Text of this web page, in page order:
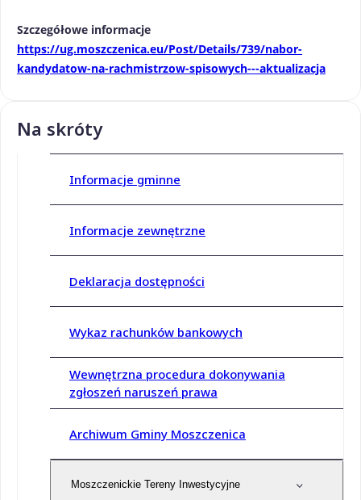
Szczegółowe informacje
https://ug.moszczenica.eu/Post/Details/739/nabor-
kandydatow-na-rachmistrzow-spisowych---aktualizacja
Na skróty
Informacje gminne
Informacje zewnętrzne
Deklaracja dostępności
Wykaz rachunków bankowych
Wewnętrzna procedura dokonywania
zgłoszeń naruszeń prawa
Archiwum Gminy Moszczenica
Moszczenickie Tereny Inwestycyjne